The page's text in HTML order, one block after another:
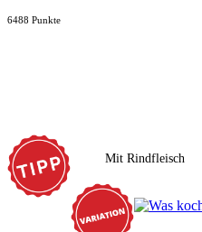
6488 Punkte
Mit Rindfleisch